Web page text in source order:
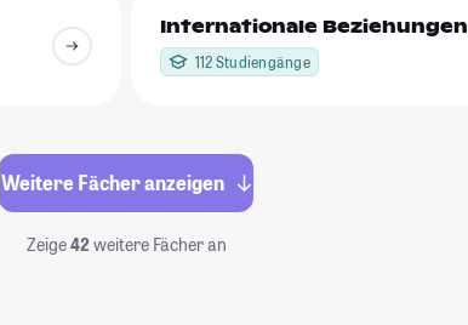
Internationale Beziehungen
112 Studiengänge
Weitere Fächer anzeigen
Zeige42weitere Fächer an